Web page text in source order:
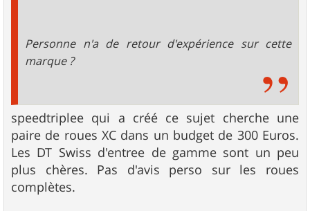
Personne n'a de retour d'expérience sur cette
marque ?
speedtriplee qui a créé ce sujet cherche une
paire de roues XC dans un budget de 300 Euros.
Les DT Swiss d'entree de gamme sont un peu
plus chères. Pas d'avis perso sur les roues
complètes.